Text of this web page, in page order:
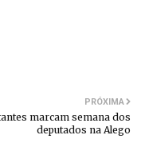
PRÓXIMA
marcam semana dos
deputados na Alego